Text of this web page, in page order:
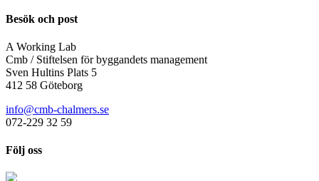
Besök och post
A Working Lab
Cmb / Stiftelsen för byggandets management
Sven Hultins Plats 5
412 58 Göteborg
info@cmb-chalmers.se
072-229 32 59
Följ oss